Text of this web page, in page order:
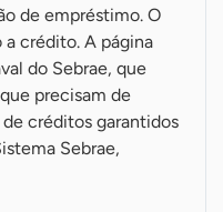
de empréstimo. O
crédito. A página
do Sebrae, que
precisam de
créditos garantidos
Sebrae,